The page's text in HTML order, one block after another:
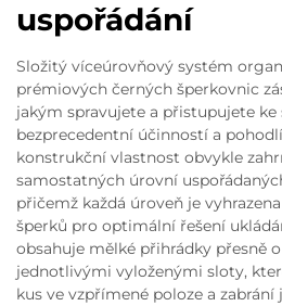
uspořádání
Složitý víceúrovňový systém
prémiových černých šperkovnic
jakým spravujete a přistupujete ke
bezprecedentní účinností a
konstrukční vlastnost obvykle
samostatných úrovní
přičemž každá úroveň je
šperků pro optimální řešení
obsahuje mělké přihrádky přesně
jednotlivými vyloženými sloty,
kus ve vzpřímené poloze a